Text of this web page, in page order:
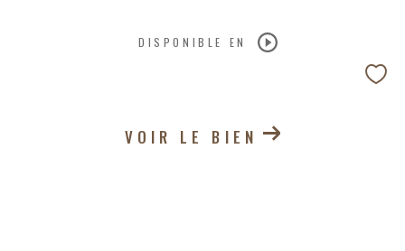
DISPONIBLE EN
VOIR LE BIEN